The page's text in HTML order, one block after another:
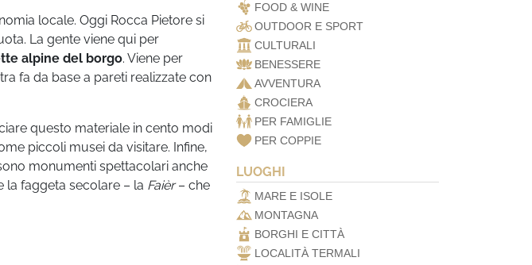
locale. Oggi Rocca Pietore si
La gente viene qui per
alpine del borgo. Viene per
fa da base a pareti realizzate con
questo materiale in cento modi
piccoli musei da visitare. Infine,
monumenti spettacolari anche
la faggeta secolare – la Faièr– che
FOOD & WINE
OUTDOOR E SPORT
CULTURALI
BENESSERE
AVVENTURA
CROCIERA
PER FAMIGLIE
PER COPPIE
LUOGHI
MARE E ISOLE
MONTAGNA
BORGHI E CITTÀ
LOCALITÀ TERMALI